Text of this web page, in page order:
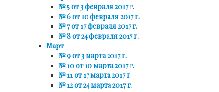
№ 5 от 3 февраля 2017 г.
№ 6 от 10 февраля 2017 г.
№ 7 от 17 февраля 2017 г.
№ 8 от 24 февраля 2017 г.
Март
№ 9 от 3 марта 2017 г.
№ 10 от 10 марта 2017 г.
№ 11 от 17 марта 2017 г.
№ 12 от 24 марта 2017 г.